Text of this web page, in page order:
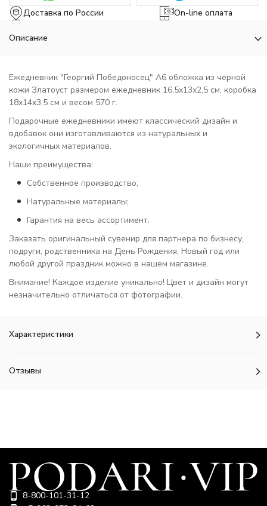
Доставка по России
On-line оплата
Описание
Ежедневник "Георгий Победоносец" А6 обложка из черной
кожи Златоуст размером ежедневник 16,5х13х2,5 см, коробка
18х14х3,5 см и весом 570 г.
Подарочные ежедневники имеют классический дизайн и
вдобавок они изготавливаются из натуральных и
экологичных материалов.
Наши преимущества:
Собственное производство;
Натуральные материалы;
Гарантия на весь ассортимент.
Заказать оригинальный сувенир для партнера по бизнесу,
подруги, родственника на День Рождения, Новый год или
любой другой праздник можно в нашем магазине.
Внимание! Каждое изделие уникально! Цвет и дизайн могут
незначительно отличаться от фотографии.
Характеристики
Отзывы
8-800-101-31-12